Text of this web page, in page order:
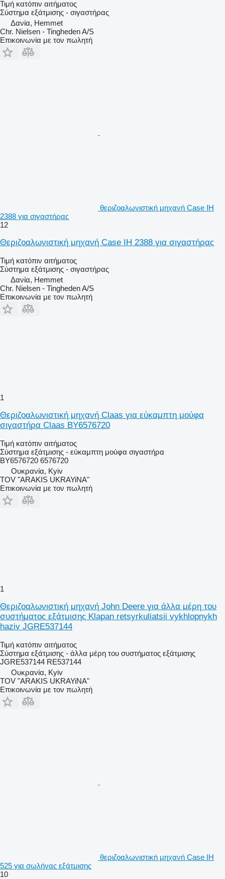
Τιμή κατόπιν αιτήματος
Σύστημα εξάτμισης - σιγαστήρας
Δανία, Hemmet
Chr. Nielsen - Tingheden A/S
Επικοινωνία με τον πωλητή
θεριζοαλωνιστική μηχανή Case IH
2388 για σιγαστήρας
12
Θεριζοαλωνιστική μηχανή Case IH 2388 για σιγαστήρας
Τιμή κατόπιν αιτήματος
Σύστημα εξάτμισης - σιγαστήρας
Δανία, Hemmet
Chr. Nielsen - Tingheden A/S
Επικοινωνία με τον πωλητή
1
Θεριζοαλωνιστική μηχανή Claas για εύκαμπτη μούφα
σιγαστήρα Claas BY6576720
Τιμή κατόπιν αιτήματος
Σύστημα εξάτμισης - εύκαμπτη μούφα σιγαστήρα
BY6576720 6576720
Ουκρανία, Kyiv
TOV "ARAKIS UKRAYiNA"
Επικοινωνία με τον πωλητή
1
Θεριζοαλωνιστική μηχανή John Deere για άλλα μέρη του
συστήματος εξάτμισης Klapan retsyrkuliatsii vykhlopnykh
haziv JGRE537144
Τιμή κατόπιν αιτήματος
Σύστημα εξάτμισης - άλλα μέρη του συστήματος εξάτμισης
JGRE537144 RE537144
Ουκρανία, Kyiv
TOV "ARAKIS UKRAYiNA"
Επικοινωνία με τον πωλητή
θεριζοαλωνιστική μηχανή Case IH
525 για σωλήνας εξάτμισης
10